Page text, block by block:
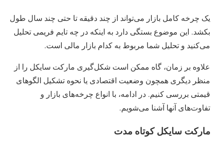
یک چرخه کامل بازار می‌تواند از چند دقیقه تا حتی چند سال طول
بکشد. این موضوع بستگی دارد به اینکه در چه تایم‌ فریمی تحلیل
می‌کنید و تحلیل شما مربوط به کدام بازار مالی است.
علاوه بر زمان، گاه ممکن است شکل‌گیری مارکت سایکل را از
منظر دیگری همچون وضعیت اقتصادی یا نحوه تشکیل الگوهای
قیمتی بررسی کنیم. در ادامه، با انواع چرخه‌های بازار و
تفاوت‌های آنها آشنا می‌شویم.
مارکت سایکل کوتاه‌ مدت